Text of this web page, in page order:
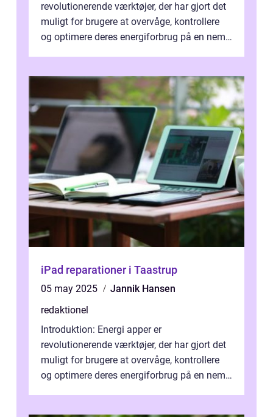
revolutionerende værktøjer, der har gjort det
muligt for brugere at overvåge, kontrollere
og optimere deres energiforbrug på en nem
iPad reparationer i Taastrup
05 may 2025
Jannik Hansen
redaktionel
Introduktion: Energi apper er
revolutionerende værktøjer, der har gjort det
muligt for brugere at overvåge, kontrollere
og optimere deres energiforbrug på en nem